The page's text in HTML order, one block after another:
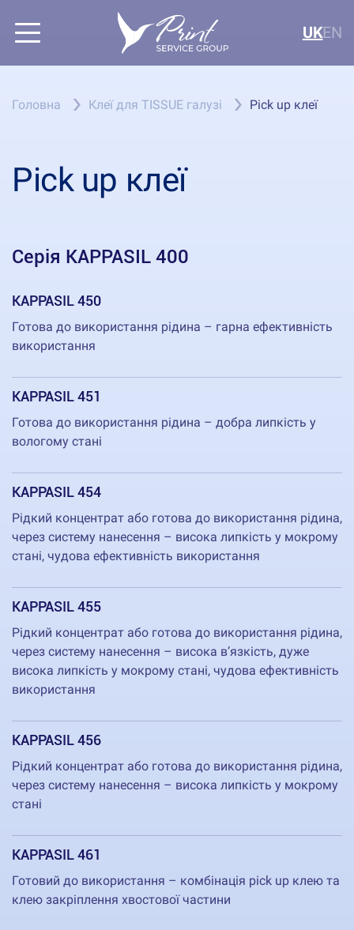
UKEN
Головна Клеї для TISSUE галузі Pick up клеї
Pick up клеї
Серія KAPPASIL 400
KAPPASIL 450
Готова до використання рідина – гарна ефективність
використання
KAPPASIL 451
Готова до використання рідина – добра липкість у
вологому стані
KAPPASIL 454
Рідкий концентрат або готова до використання рідина,
через систему нанесення – висока липкість у мокрому
стані, чудова ефективність використання
KAPPASIL 455
Рідкий концентрат або готова до використання рідина,
через систему нанесення – висока в’язкість, дуже
висока липкість у мокрому стані, чудова ефективність
використання
KAPPASIL 456
Рідкий концентрат або готова до використання рідина,
через систему нанесення – висока липкість у мокрому
стані
KAPPASIL 461
Готовий до використання – комбінація pick up клею та
клею закріплення хвостової частини